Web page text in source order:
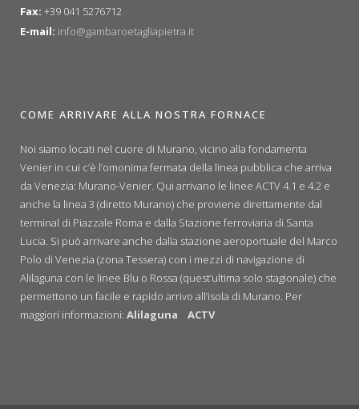
Fax: +39 041 5276712
E-mail: info@gambaroetagliapietra.it
COME ARRIVARE ALLA NOSTRA FORNACE
Noi siamo locati nel cuore di Murano, vicino alla fondamenta
Venier in cui c’è l’omonima fermata della linea pubblica che arriva
da Venezia: Murano-Venier. Qui arrivano le linee ACTV 4.1 e 4.2 e
anche la linea 3 (diretto Murano) che proviene direttamente dal
terminal di Piazzale Roma e dalla Stazione ferroviaria di Santa
Lucia. Si può arrivare anche dalla stazione aeroportuale del Marco
Polo di Venezia (zona Tessera) con i mezzi di navigazione di
Alilaguna con le linee Blu o Rossa (quest’ultima solo stagionale) che
permettono un facile e rapido arrivo all’isola di Murano. Per
maggiori informazioni: Alilaguna ACTV